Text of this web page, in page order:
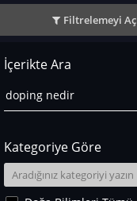
Filtrelemeyi Aç
İçerikte Ara
Kategoriye Göre